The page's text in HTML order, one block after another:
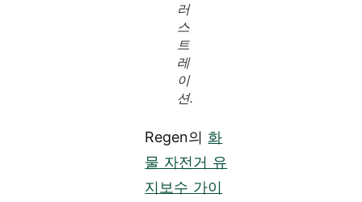
러
스
트
레
이
션.
Regen의 화
물 자전거 유
지보수 가이